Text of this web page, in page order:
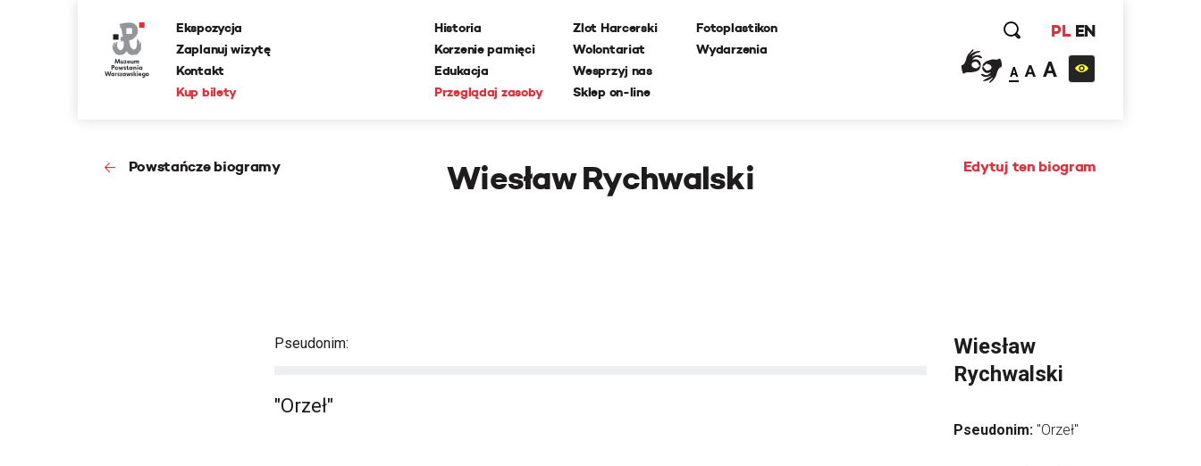
Ekspozycja
Zaplanuj wizytę
Kontakt
Kup bilety
Historia
Korzenie pamięci
Edukacja
Przeglądaj zasoby
Zlot Harcerski
Wolontariat
Wesprzyj nas
Sklep on-line
Fotoplastikon
Wydarzenia
PL EN
A A A
Powstańcze biogramy Edytuj ten biogram
Wiesław Rychwalski
Pseudonim:
"Orzeł"
Wiesław
Rychwalski
Pseudonim: "Orzeł"